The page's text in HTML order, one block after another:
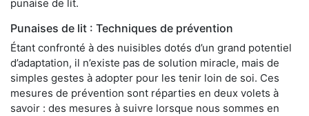
punaise de lit.
Punaises de lit : Techniques de prévention
Étant confronté à des nuisibles dotés d’un grand potentiel
d’adaptation, il n’existe pas de solution miracle, mais de
simples gestes à adopter pour les tenir loin de soi. Ces
mesures de prévention sont réparties en deux volets à
savoir : des mesures à suivre lorsque nous sommes en